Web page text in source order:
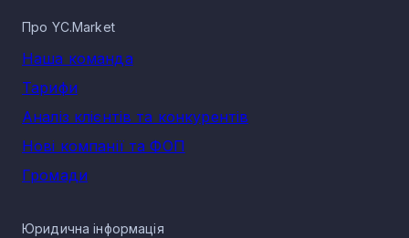
Про YC.Market
Наша команда
Тарифи
Аналіз клієнтів та конкурентів
Нові компанії та ФОП
Громади
Юридична інформація